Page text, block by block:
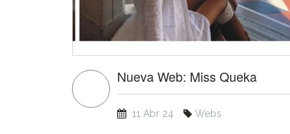
Nueva Web: Miss Queka
11 Abr 24 Webs